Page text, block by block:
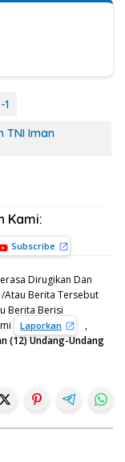
1
TNI Iman
Kami:
Subscribe
Dirugikan Dan
Atau Berita Tersebut
Berita Berisi
Laporkan
,
(12) Undang-Undang